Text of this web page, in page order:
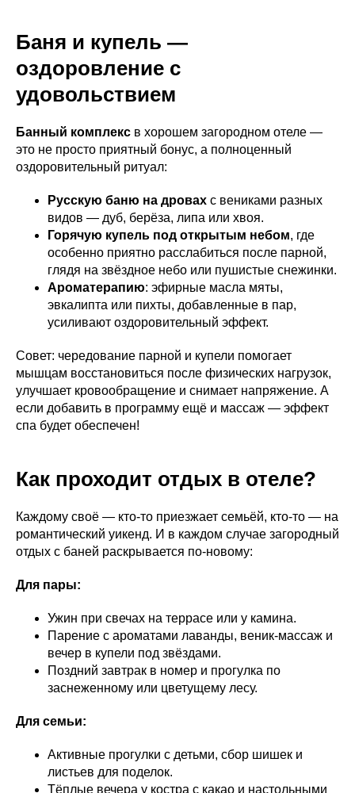
Баня и купель —
оздоровление с
удовольствием
Банный комплекс в хорошем загородном отеле —
это не просто приятный бонус, а полноценный
оздоровительный ритуал:
Русскую баню на дровах с вениками разных
видов — дуб, берёза, липа или хвоя.
Горячую купель под открытым небом, где
особенно приятно расслабиться после парной,
глядя на звёздное небо или пушистые снежинки.
Ароматерапию: эфирные масла мяты,
эвкалипта или пихты, добавленные в пар,
усиливают оздоровительный эффект.
Совет: чередование парной и купели помогает
мышцам восстановиться после физических нагрузок,
улучшает кровообращение и снимает напряжение. А
если добавить в программу ещё и массаж — эффект
спа будет обеспечен!
Как проходит отдых в отеле?
Каждому своё — кто-то приезжает семьёй, кто-то — на
романтический уикенд. И в каждом случае загородный
отдых с баней раскрывается по-новому:
Для пары:
Ужин при свечах на террасе или у камина.
Парение с ароматами лаванды, веник-массаж и
вечер в купели под звёздами.
Поздний завтрак в номер и прогулка по
заснеженному или цветущему лесу.
Для семьи:
Активные прогулки с детьми, сбор шишек и
листьев для поделок.
Тёплые вечера у костра с какао и настольными